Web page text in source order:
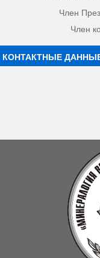
Член
Член
КОНТАКТНЫЕ